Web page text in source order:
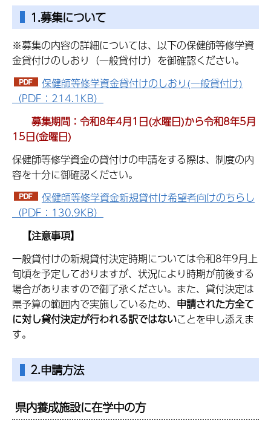
1.募集について
※募集の内容の詳細については、以下の保健師等修学資
金貸付けのしおり（一般貸付け）を御確認ください。
保健師等修学資金貸付けのしおり(一般貸付け)
（PDF：214.1KB）
募集期間：令和8年4月1日(水曜日)から令和8年5月
15日(金曜日)
保健師等修学資金の貸付けの申請をする際は、制度の内
容を十分に御確認ください。
保健師等修学資金新規貸付け希望者向けのちらし
（PDF：130.9KB）
【注意事項】
一般貸付けの新規貸付決定時期については令和8年9月上
旬頃を予定しておりますが、状況により時期が前後する
場合がありますので御了承ください。また、貸付決定は
県予算の範囲内で実施しているため、 申請された方全て
に対し貸付決定が行われる訳ではないことを申し添えま
す。
2.申請方法
県内養成施設に在学中の方